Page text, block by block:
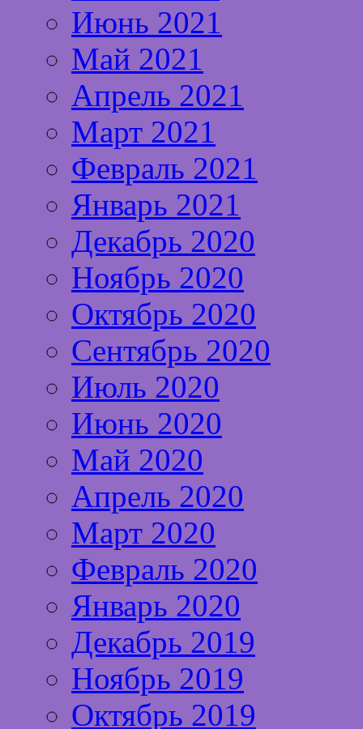
Июнь 2021
Май 2021
Апрель 2021
Март 2021
Февраль 2021
Январь 2021
Декабрь 2020
Ноябрь 2020
Октябрь 2020
Сентябрь 2020
Июль 2020
Июнь 2020
Май 2020
Апрель 2020
Март 2020
Февраль 2020
Январь 2020
Декабрь 2019
Ноябрь 2019
Октябрь 2019